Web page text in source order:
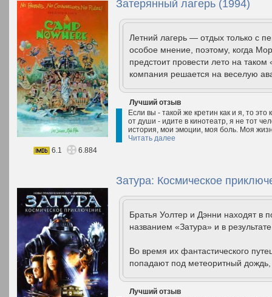
Затерянный лагерь (1994)
Летний лагерь — отдых только с
особое мнение, поэтому, когда
предстоит провести лето на
компания решается на веселую
Лучший отзыв
Если вы - такой же кретин как и я, то
от души - идите в кинотеатр, я не тот
история, мои эмоции, моя боль. Моя
Читать далее
6.1
6.884
Затура: Космическое
Братья Уолтер и Дэнни находят в
названием «Затура» и в
Во время их фантастического
попадают под метеоритный дождь,
Лучший отзыв